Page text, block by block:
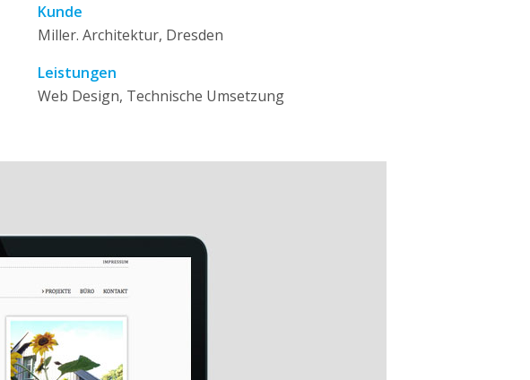
Kunde
Miller. Architektur, Dresden
Leistungen
Web Design, Technische Umsetzung